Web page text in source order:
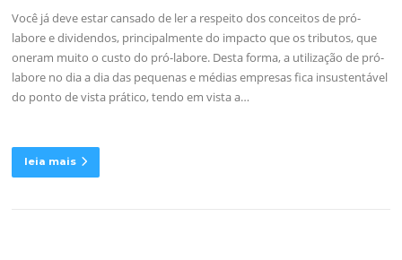
Você já deve estar cansado de ler a respeito dos conceitos de pró-
labore e dividendos, principalmente do impacto que os tributos, que
oneram muito o custo do pró-labore. Desta forma, a utilização de pró-
labore no dia a dia das pequenas e médias empresas fica insustentável
do ponto de vista prático, tendo em vista a…
leia mais